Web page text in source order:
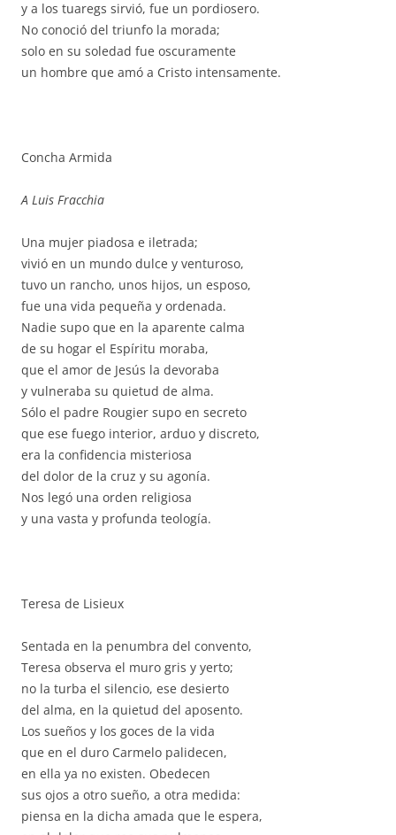
y a los tuaregs sirvió, fue un pordiosero.
No conoció del triunfo la morada;
solo en su soledad fue oscuramente
un hombre que amó a Cristo intensamente.
Concha Armida
A Luis Fracchia
Una mujer piadosa e iletrada;
vivió en un mundo dulce y venturoso,
tuvo un rancho, unos hijos, un esposo,
fue una vida pequeña y ordenada.
Nadie supo que en la aparente calma
de su hogar el Espíritu moraba,
que el amor de Jesús la devoraba
y vulneraba su quietud de alma.
Sólo el padre Rougier supo en secreto
que ese fuego interior, arduo y discreto,
era la confidencia misteriosa
del dolor de la cruz y su agonía.
Nos legó una orden religiosa
y una vasta y profunda teología.
Teresa de Lisieux
Sentada en la penumbra del convento,
Teresa observa el muro gris y yerto;
no la turba el silencio, ese desierto
del alma, en la quietud del aposento.
Los sueños y los goces de la vida
que en el duro Carmelo palidecen,
en ella ya no existen. Obedecen
sus ojos a otro sueño, a otra medida:
piensa en la dicha amada que le espera,